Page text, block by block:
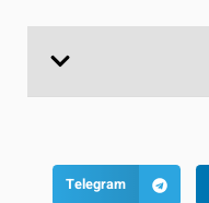
Telegram